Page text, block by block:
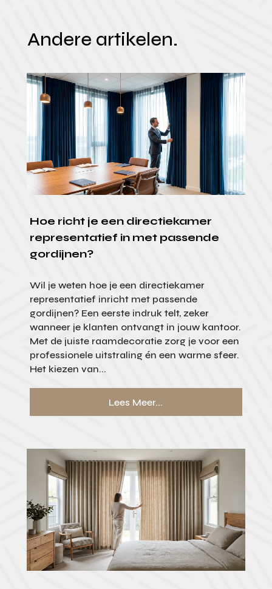
Andere artikelen.
Hoe richt je een directiekamer
representatief in met passende
gordijnen?
Wil je weten hoe je een directiekamer
representatief inricht met passende
gordijnen? Een eerste indruk telt, zeker
wanneer je klanten ontvangt in jouw kantoor.
Met de juiste raamdecoratie zorg je voor een
professionele uitstraling én een warme sfeer.
Het kiezen van...
Lees Meer...